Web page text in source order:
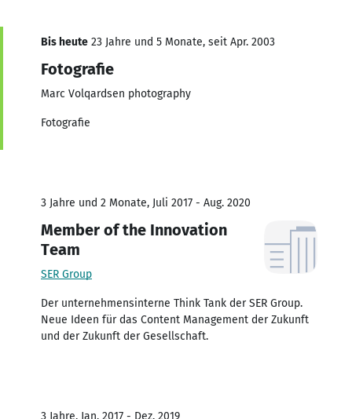
Bis heute 23 Jahre und 5 Monate, seit Apr. 2003
Fotografie
Marc Volqardsen photography
Fotografie
3 Jahre und 2 Monate, Juli 2017 - Aug. 2020
Member of the Innovation
Team
SER Group
Der unternehmensinterne Think Tank der SER Group.
Neue Ideen für das Content Management der Zukunft
und der Zukunft der Gesellschaft.
3 Jahre, Jan. 2017 - Dez. 2019